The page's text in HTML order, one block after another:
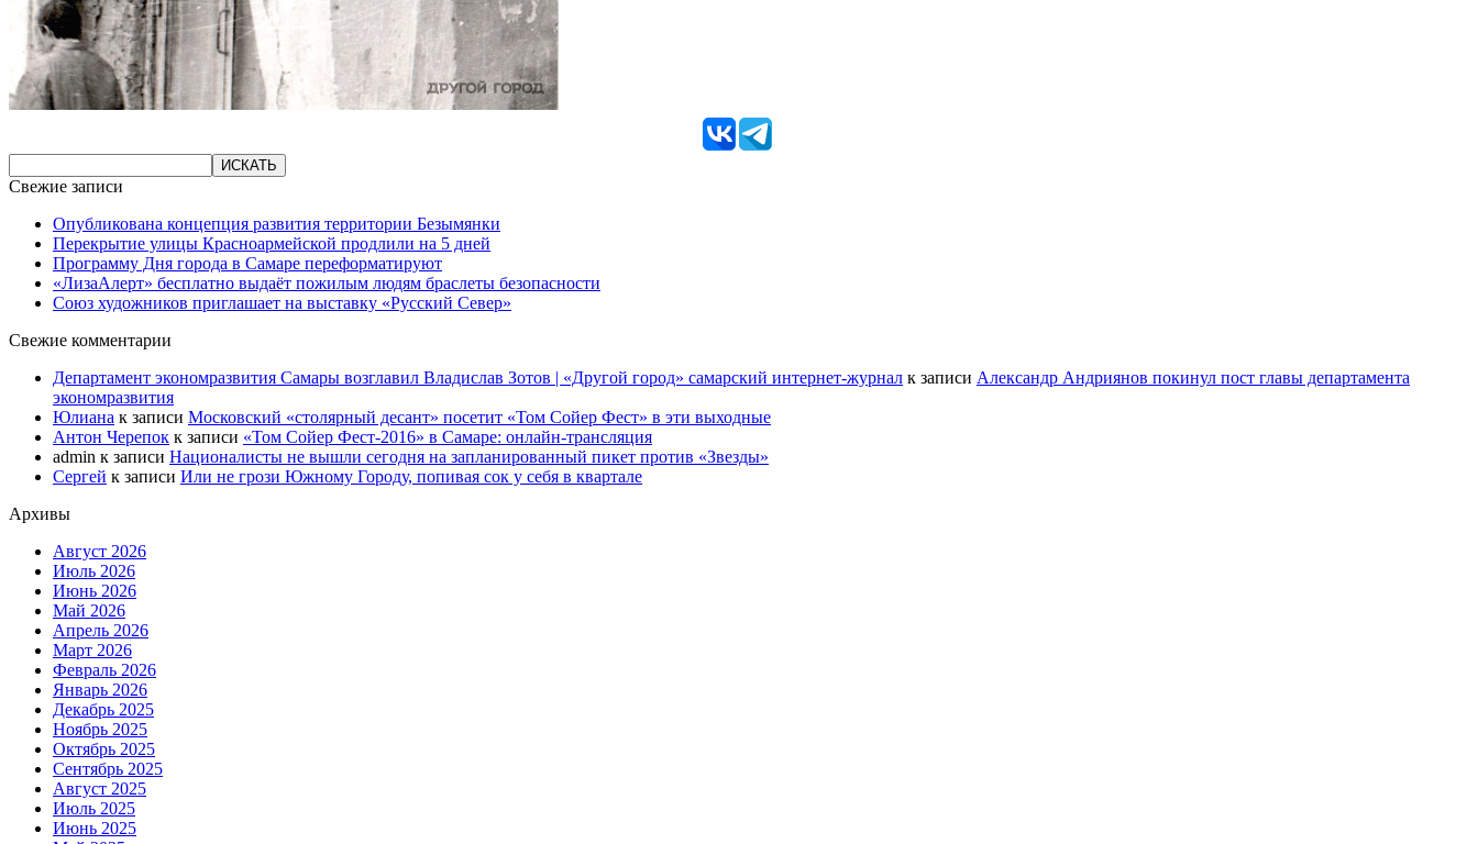
Свежие записи
Опубликована концепция развития территории Безымянки
Перекрытие улицы Красноармейской продлили на 5 дней
Программу Дня города в Самаре переформатируют
«ЛизаАлерт» бесплатно выдаёт пожилым людям браслеты безопасности
Союз художников приглашает на выставку «Русский Север»
Свежие комментарии
Департамент экономразвития Самары возглавил Владислав Зотов | «Другой город» самарский интернет-журнал к записи Александр Андриянов покинул пост главы департамента
экономразвития
Юлиана к записи Московский «столярный десант» посетит «Том Сойер Фест» в эти выходные
Антон Черепок к записи «Том Сойер Фест-2016» в Самаре: онлайн-трансляция
admin к записи Националисты не вышли сегодня на запланированный пикет против «Звезды»
Сергей к записи Или не грози Южному Городу, попивая сок у себя в квартале
Архивы
Август 2026
Июль 2026
Июнь 2026
Май 2026
Апрель 2026
Март 2026
Февраль 2026
Январь 2026
Декабрь 2025
Ноябрь 2025
Октябрь 2025
Сентябрь 2025
Август 2025
Июль 2025
Июнь 2025